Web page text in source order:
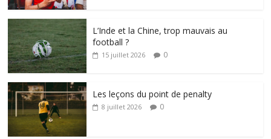
L’Inde et la Chine, trop mauvais au
football ?
15 juillet 2026 0
Les leçons du point de penalty
8 juillet 2026 0